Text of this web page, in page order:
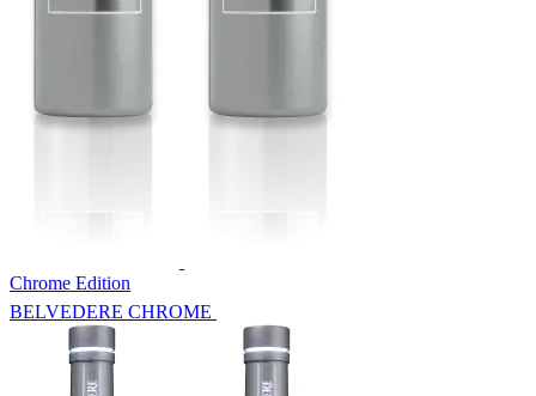
Chrome Edition
BELVEDERE CHROME